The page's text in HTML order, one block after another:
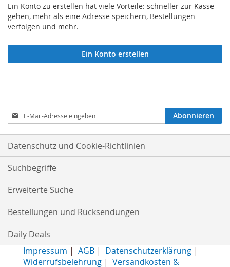
Ein Konto zu erstellen hat viele Vorteile: schneller zur Kasse
gehen, mehr als eine Adresse speichern, Bestellungen
verfolgen und mehr.
Ein Konto erstellen
Anmeldung
zum
Newsletter:
Abonnieren
Datenschutz und Cookie-Richtlinien
Suchbegriffe
Erweiterte Suche
Bestellungen und Rücksendungen
Daily Deals
Impressum | AGB| Datenschutzerklärung|
Widerrufsbelehrung| Versandkosten &